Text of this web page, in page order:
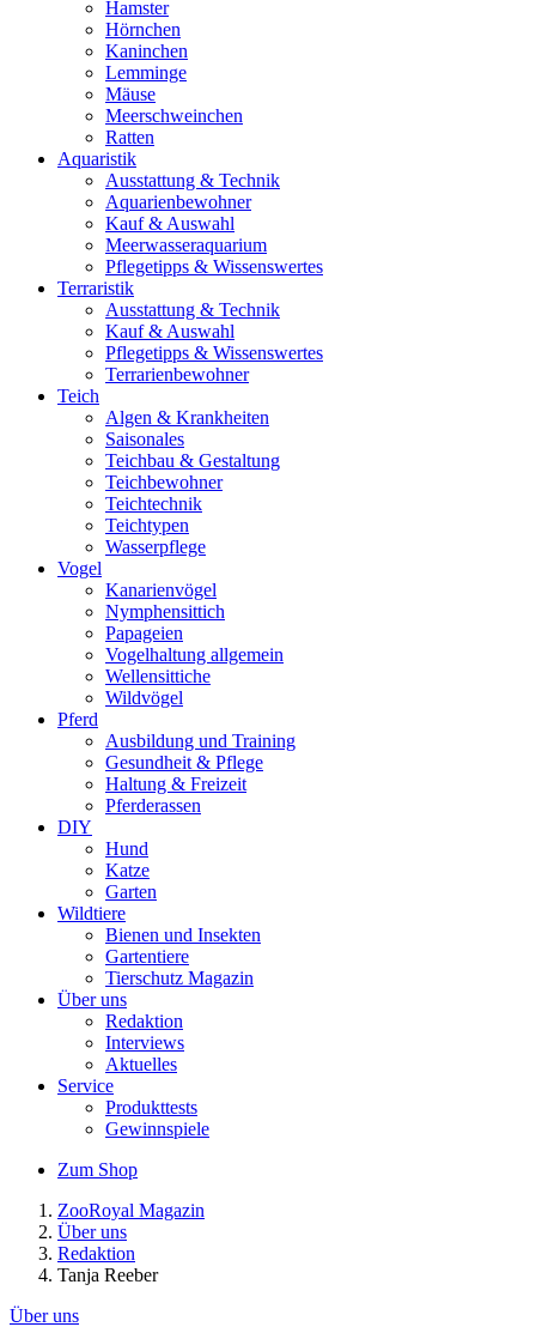
Hamster
Hörnchen
Kaninchen
Lemminge
Mäuse
Meerschweinchen
Ratten
Aquaristik
Ausstattung & Technik
Aquarienbewohner
Kauf & Auswahl
Meerwasseraquarium
Pflegetipps & Wissenswertes
Terraristik
Ausstattung & Technik
Kauf & Auswahl
Pflegetipps & Wissenswertes
Terrarienbewohner
Teich
Algen & Krankheiten
Saisonales
Teichbau & Gestaltung
Teichbewohner
Teichtechnik
Teichtypen
Wasserpflege
Vogel
Kanarienvögel
Nymphensittich
Papageien
Vogelhaltung allgemein
Wellensittiche
Wildvögel
Pferd
Ausbildung und Training
Gesundheit & Pflege
Haltung & Freizeit
Pferderassen
DIY
Hund
Katze
Garten
Wildtiere
Bienen und Insekten
Gartentiere
Tierschutz Magazin
Über uns
Redaktion
Interviews
Aktuelles
Service
Produkttests
Gewinnspiele
Zum Shop
ZooRoyal Magazin
Über uns
Redaktion
Tanja Reeber
Über uns